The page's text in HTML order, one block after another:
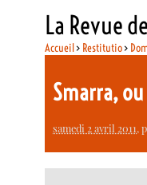
La Revue
Accueil> Restitutio>
Smarra,
samedi 2 avril 2011,